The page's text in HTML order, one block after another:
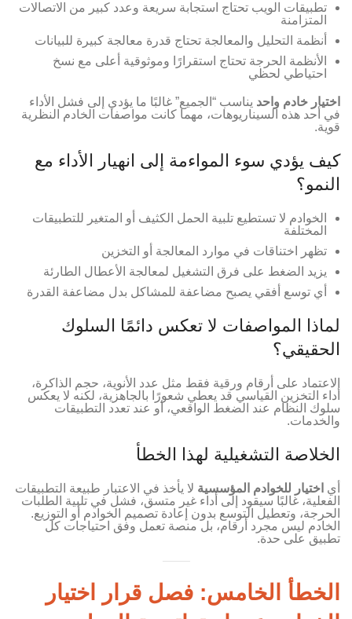
تطبيقات الويب تحتاج استجابة سريعة وعدد كبير من الاتصالات
المتزامنة
أنظمة التحليل والمعالجة تحتاج قدرة معالجة كبيرة للبيانات
الأنظمة الحرجة تحتاج استقرارًا وموثوقية أعلى مع نسخ
احتياطي لحظي
اختيار خادم واحد يناسب “الجميع” غالبًا ما يؤدي إلى فشل الأداء
في أحد هذه السيناريوهات، مهما كانت مواصفات الخادم النظرية
قوية.
كيف يؤدي سوء المواءمة إلى انهيار الأداء مع
النمو؟
الخوادم لا تستطيع تلبية الحمل الكثيف أو المتغير للتطبيقات
المختلفة
تظهر اختناقات في موارد المعالجة أو التخزين
يزيد الضغط على فرق التشغيل لمعالجة الأعطال الطارئة
أي توسع أفقي يصبح مضاعفة للمشاكل بدل مضاعفة القدرة
لماذا المواصفات لا تعكس دائمًا السلوك
الحقيقي؟
الاعتماد على أرقام ورقية فقط مثل عدد الأنوية، حجم الذاكرة،
أداء التخزين القياسي قد يعطي شعورًا بالجاهزية، لكنه لا يعكس
سلوك النظام عند الضغط الواقعي، أو عند تعدد التطبيقات
والخدمات.
الخلاصة التشغيلية لهذا الخطأ
أي اختيار للخوادم المؤسسية لا يأخذ في الاعتبار طبيعة التطبيقات
الفعلية، غالبًا سيقود إلى أداء غير متسق، فشل في تلبية الطلبات
الحرجة، وتعطيل التوسع بدون إعادة تصميم الخوادم أو التوزيع.
الخادم ليس مجرد أرقام، بل منصة تعمل وفق احتياجات كل
تطبيق على حدة.
الخطأ الخامس: فصل قرار اختيار